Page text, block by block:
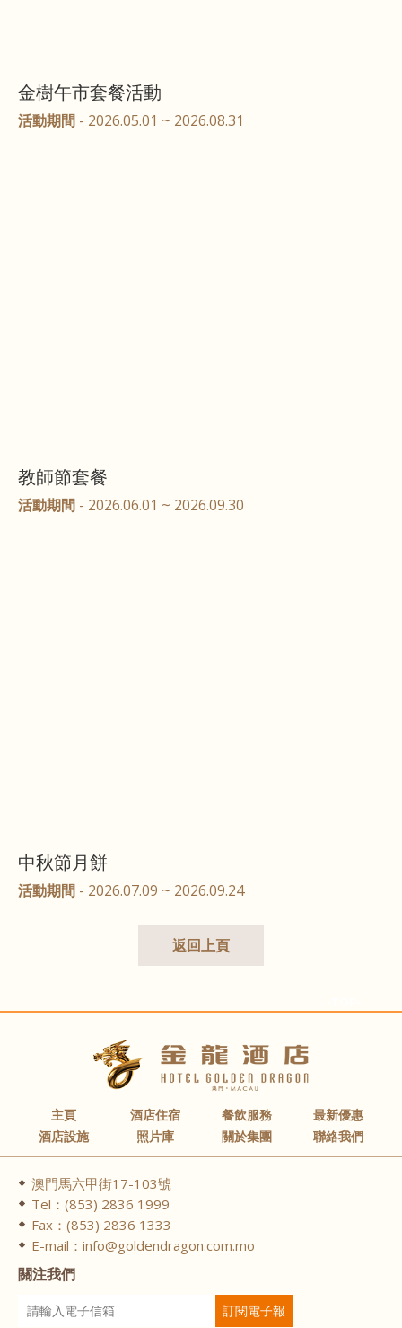
金樹午市套餐活動
活動期間 - 2026.05.01 ~ 2026.08.31
教師節套餐
活動期間 - 2026.06.01 ~ 2026.09.30
中秋節月餅
活動期間 - 2026.07.09 ~ 2026.09.24
返回上頁
主頁 酒店住宿 餐飲服務
最新優惠
酒店設施
照片庫 關於集團 聯絡我們
澳門馬六甲街17-103號
Tel：(853) 2836 1999
Fax：(853) 2836 1333
E-mail：info@goldendragon.com.mo
關注我們
訂閱電子報